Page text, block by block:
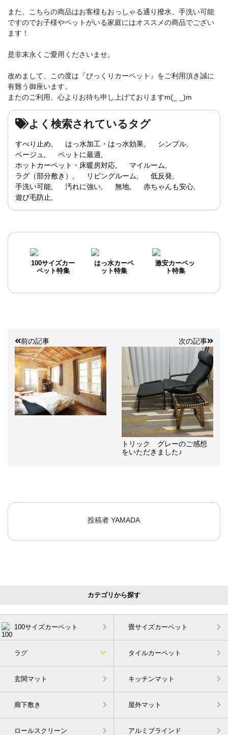
また、こちらの商品はお客様もおっしゃる通り撥水、手洗い可能
ですのでお子様やペットがいる家庭にはオススメの商品でござい
ます！
是非末永くご愛用くださいませ。
改めまして、この度は『びっくりカーペット』をご利用頂き誠に
有難う御座います。
またのご利用、心よりお待ち申し上げておりますm(_ _)m
よく検索されているタグ
すべり止め はっ水加工・はっ水効果
シンプル
ベージュ
ペットに最適
ホットカーペット・床暖房対応
マイルーム
ラグ（部分敷き）
リビングルーム
低反発
手洗い可能
汚れに強い 無地
赤ちゃんも安心
遊び毛防止
100サイズカー
ペット特集
はっ水カーペ
ット特集
激安カーペッ
ト特集
前の記事 次の記事
トリック グレーのご感想
をいただきました♪
投稿者 YAMADA
カテゴリから探す
100サイズカーペット 畳サイズカーペット
ラグ タイルカーペット
玄関マット キッチンマット
廊下敷き 屋外マット
ロールスクリーン アルミブラインド